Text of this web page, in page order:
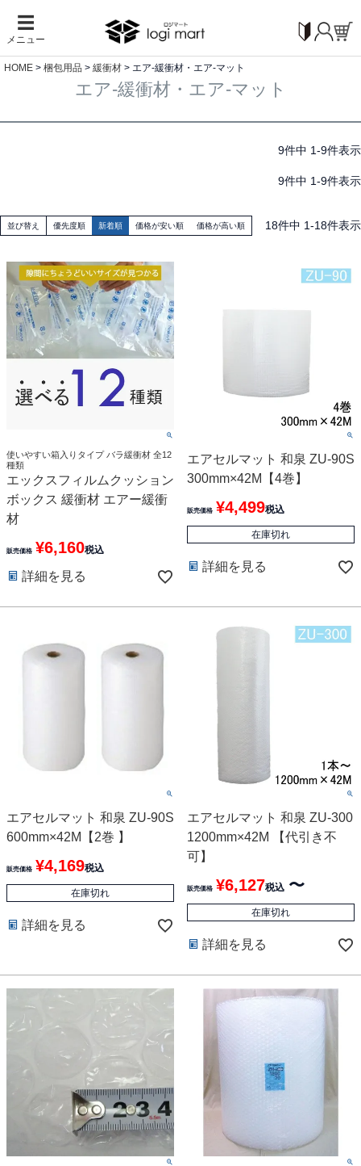
☰
メニュー
HOME 梱包用品 緩衝材 エア-緩衝材・エア-マット
エア-緩衝材・エア-マット
9件中 1-9件表示
9件中 1-9件表示
並び替え 優先度順 新着順 価格が安い順 価格が高い順 18件中 1-18件表示
使いやすい箱入りタイプ バラ緩衝材 全12
種類
エックスフィルムクッション
ボックス 緩衝材 エアー緩衝
材
販売価格 ¥6,160税込
詳細を見る
エアセルマット 和泉 ZU-90S
300mm×42M【4巻】
販売価格 ¥4,499税込
在庫切れ
詳細を見る
エアセルマット 和泉 ZU-90S
600mm×42M【2巻 】
販売価格 ¥4,169税込
在庫切れ
詳細を見る
エアセルマット 和泉 ZU-300
1200mm×42M 【代引き不
可】
販売価格 ¥6,127税込 〜
在庫切れ
詳細を見る